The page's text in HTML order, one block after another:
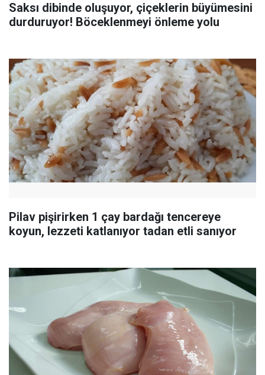
Saksı dibinde oluşuyor, çiçeklerin büyümesini
durduruyor! Böceklenmeyi önleme yolu
Pilav pişirirken 1 çay bardağı tencereye
koyun, lezzeti katlanıyor tadan etli sanıyor